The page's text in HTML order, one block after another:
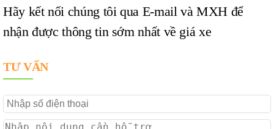
Hãy kết nối chúng tôi qua E-mail và MXH để
nhận được thông tin sớm nhất về giá xe
TƯ VẤN